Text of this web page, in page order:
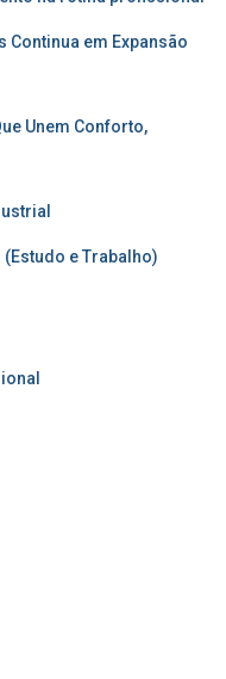
em Expansão
Unem Conforto,
e Trabalho)